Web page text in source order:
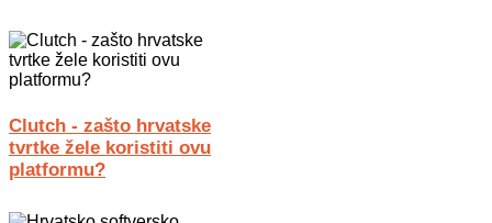
Clutch - zašto hrvatske
tvrtke žele koristiti ovu
platformu?